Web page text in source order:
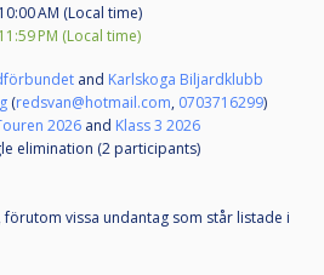
AM (Local time)
PM (Local time)
and Karlskoga Biljardklubb
(redsvan@hotmail.com, 0703716299)
2026 and Klass 3 2026
elimination (2 participants)
förutom vissa undantag som står listade i